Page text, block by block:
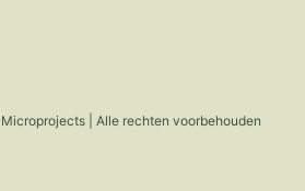
| Alle rechten voorbehouden